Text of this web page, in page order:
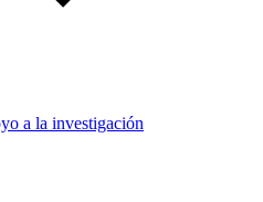
a la investigación